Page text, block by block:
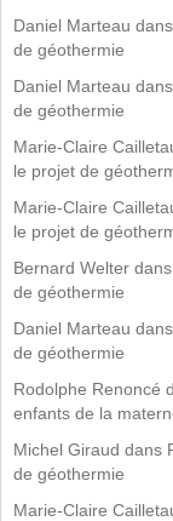
Daniel Marteau dans
de géothermie
Daniel Marteau dans
de géothermie
Marie-Claire
le projet de
Marie-Claire
le projet de
Bernard Welter dans
de géothermie
Daniel Marteau dans
de géothermie
Rodolphe Renoncé
enfants de la
Michel Giraud dans
de géothermie
Marie-Claire